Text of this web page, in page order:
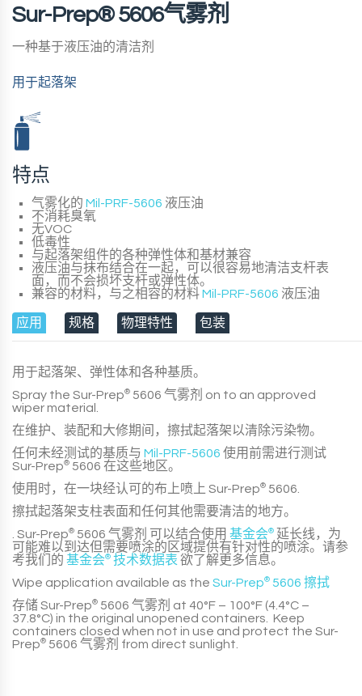
Sur-Prep® 5606气雾剂
一种基于液压油的清洁剂
用于起落架
特点
气雾化的 Mil-PRF-5606 液压油
不消耗臭氧
无VOC
低毒性
与起落架组件的各种弹性体和基材兼容
液压油与抹布结合在一起，可以很容易地清洁支杆表
面，而不会损坏支杆或弹性体。
兼容的材料，与之相容的材料Mil-PRF-5606 液压油
应用 规格 物理特性 包装
用于起落架、弹性体和各种基质。
Spray the Sur-Prep® 5606 气雾剂 on to an approved
wiper material.
在维护、装配和大修期间，擦拭起落架以清除污染物。
任何未经测试的基质与 Mil-PRF-5606 使用前需进行测试
Sur-Prep® 5606 在这些地区。
使用时，在一块经认可的布上喷上 Sur-Prep® 5606
擦拭起落架支柱表面和任何其他需要清洁的地方。
Sur-Prep® 5606 气雾剂 可以结合使用 基金会® 延长线，为
可能难以到达但需要喷涂的区域提供有针对性的喷涂。请参
考我们的 基金会® 技术数据表 欲了解更多信息。
Wipe application available as the Sur-Prep® 5606 擦拭
存储Sur-Prep® 5606 气雾剂 at 40°F – 100°F (4.4°C –
37.8°C) in the original unopened containers. Keep
containers closed when not in use and protect the Sur-
Prep® 5606 气雾剂 from direct sunlight.